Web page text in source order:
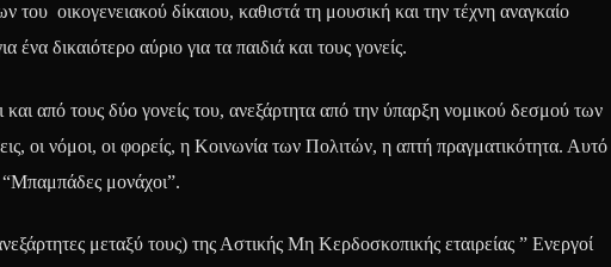
του οικογενειακού δίκαιου, καθιστά τη μουσική και την τέχνη αναγκαίο
δικαιότερο αύριο για τα παιδιά και τους γονείς.
και από τους δύο γονείς του, ανεξάρτητα από την ύπαρξη νομικού δεσμού των
οι νόμοι, οι φορείς, η Κοινωνία των Πολιτών, η απτή πραγματικότητα. Αυτό
“Μπαμπάδες μονάχοι”.
μεταξύ τους) της Αστικής Μη Κερδοσκοπικής εταιρείας ” Ενεργοί